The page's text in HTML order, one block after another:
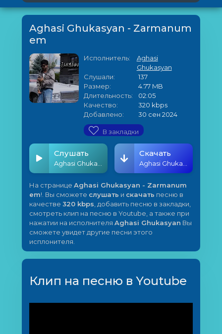
Aghasi Ghukasyan - Zarmanum
em
Исполнитель:
Aghasi
Ghukasyan
Слушали:
137
Размер:
4.77 MB
Длительность:
02:05
Качество:
320 kbps
Добавлено:
30 сен 2024
В закладки
Слушать Скачать
На странице Aghasi Ghukasyan - Zarmanum
em!. Вы сможете слушать и скачать песню в
качестве 320 kbps , добавить песню в закладки,
смотреть клип на песню в Youtube, а также при
нажатии на исполнителя Aghasi Ghukasyan Вы
сможете увидет другие песни этого
исплонителя.
Клип на песню в Youtube